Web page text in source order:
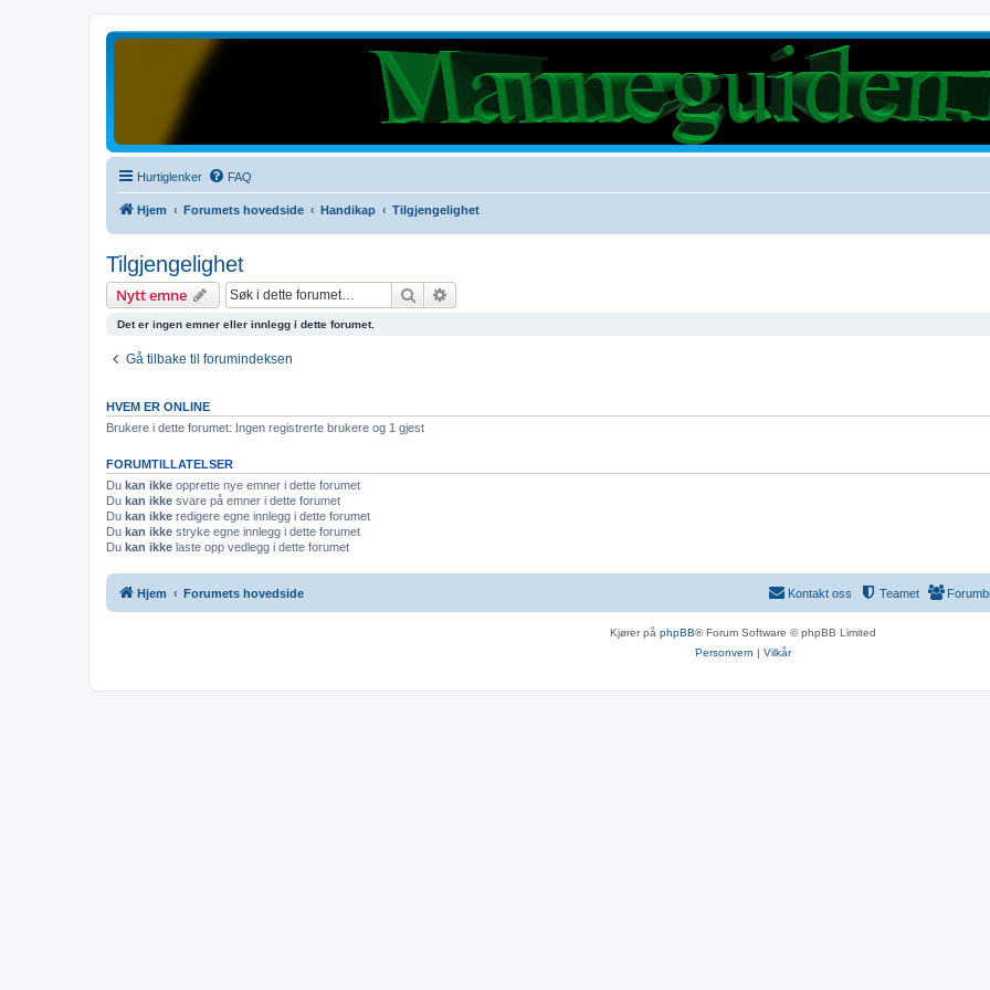
Hurtiglenker FAQ
Hjem Forumets hovedside Handikap Tilgjengelighet
Tilgjengelighet
Nytt emne Søk
Det er ingen emner eller innlegg i dette forumet.
Gå tilbake til forumindeksen
HVEM ER ONLINE
Brukere i dette forumet: Ingen registrerte brukere og 1 gjest
FORUMTILLATELSER
Du kan ikke opprette nye emner i dette forumet
Du kan ikke svare på emner i dette forumet
Du kan ikke redigere egne innlegg i dette forumet
Du kan ikke stryke egne innlegg i dette forumet
Du kan ikke laste opp vedlegg i dette forumet
Hjem Forumets hovedside Teamet
Kontakt oss
Kjører på phpBB® Forum Software © phpBB Limited
Personvern | Vilkår